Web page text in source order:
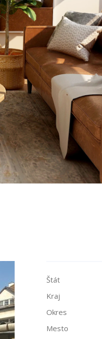
Štát
Kraj
Okres
Mesto